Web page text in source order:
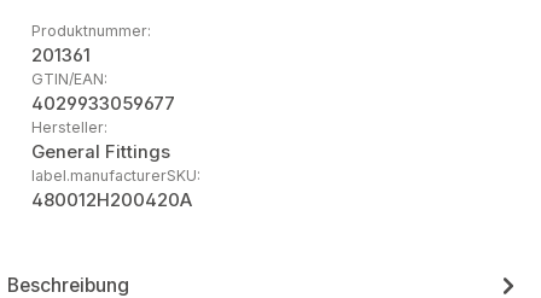
Produktnummer:
201361
GTIN/EAN:
4029933059677
Hersteller:
General Fittings
label.manufacturerSKU:
480012H200420A
Beschreibung